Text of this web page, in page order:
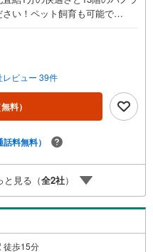
い！ペット飼育も可能で
るであろうご自宅リフォーム
ラカレクラブ」。・ 不動産売
洒にさせるCG加工ホームステ
様へ、税理士による確定申告
たします。◆ご予約に際して◆
い。（もちろん当日でも対応
でご容赦ください。事前にご
お迎え・最寄駅での待ち合わ
お待ち合わせなど、ご希望を
をお伝え頂けましたら、ご見
して参ります。もちろん他の
ただきます。
レビュー 39件
無料）
話料無料）
と見る（全2社）
徒歩15分